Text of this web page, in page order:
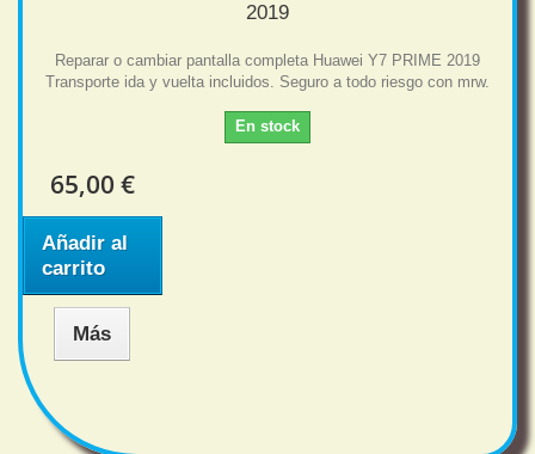
2019
Reparar o cambiar pantalla completa Huawei Y7 PRIME 2019
Transporte ida y vuelta incluidos. Seguro a todo riesgo con mrw.
En stock
65,00 €
Añadir al
carrito
Más